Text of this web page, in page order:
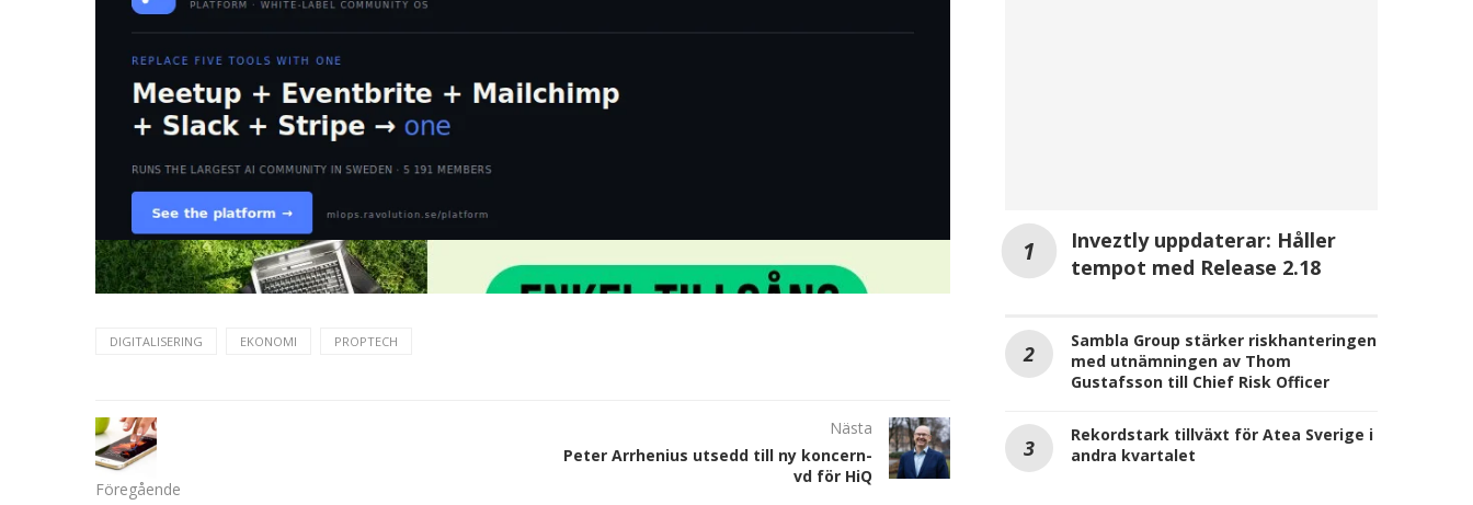
DIGITALISERING EKONOMI PROPTECH
Föregående
Nästa
Peter Arrhenius utsedd till ny koncern-
vd för HiQ
Inveztly uppdaterar: Håller
tempot med Release 2.18
Sambla Group stärker riskhanteringen
med utnämningen av Thom
Gustafsson till Chief Risk Officer
Rekordstark tillväxt för Atea Sverige i
andra kvartalet